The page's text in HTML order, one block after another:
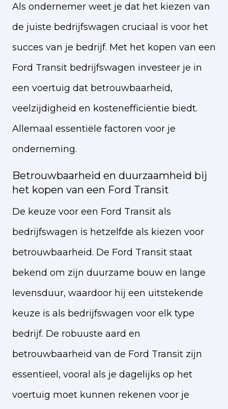
Als ondernemer weet je dat het kiezen van
de juiste bedrijfswagen cruciaal is voor het
succes van je bedrijf. Met het kopen van een
Ford Transit bedrijfswagen investeer je in
een voertuig dat betrouwbaarheid,
veelzijdigheid en kostenefficiëntie biedt.
Allemaal essentiële factoren voor je
onderneming.
Betrouwbaarheid en duurzaamheid bij
het kopen van een Ford Transit
De keuze voor een Ford Transit als
bedrijfswagen is hetzelfde als kiezen voor
betrouwbaarheid. De Ford Transit staat
bekend om zijn duurzame bouw en lange
levensduur, waardoor hij een uitstekende
keuze is als bedrijfswagen voor elk type
bedrijf. De robuuste aard en
betrouwbaarheid van de Ford Transit zijn
essentieel, vooral als je dagelijks op het
voertuig moet kunnen rekenen voor je